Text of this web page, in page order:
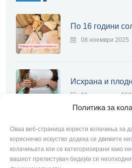
Политика за
Оваа веб-страница користи колачиња за
корисничко искуство додека се движите
колачињата кои се категоризирани како
вашиот прелистувач бидејќи се
По 16 години
08 ноември 2025
Исхрана и
20 септември
Современа
20 септември